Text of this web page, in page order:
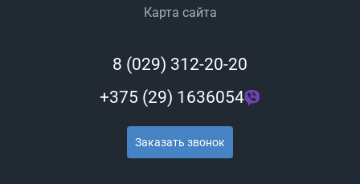
Карта сайта
8 (029) 312-20-20
+375 (29) 1636054
Заказать звонок